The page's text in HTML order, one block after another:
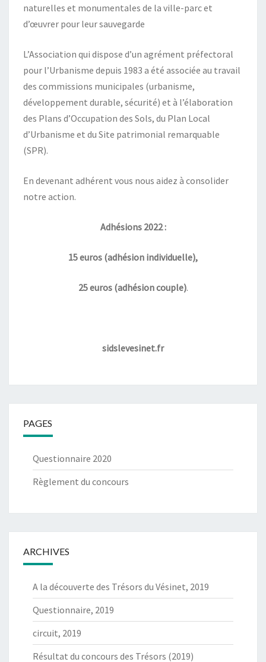
naturelles et monumentales de la ville-parc et
d’œuvrer pour leur sauvegarde
L’Association qui dispose d’un agrément préfectoral
pour l’Urbanisme depuis 1983 a été associée au travail
des commissions municipales (urbanisme,
développement durable, sécurité) et à l’élaboration
des Plans d’Occupation des Sols, du Plan Local
d’Urbanisme et du Site patrimonial remarquable
(SPR).
En devenant adhérent vous nous aidez à consolider
notre action.
Adhésions 2022 :
15 euros (adhésion individuelle),
25 euros (adhésion couple).
sidslevesinet.fr
PAGES
Questionnaire 2020
Règlement du concours
ARCHIVES
A la découverte des Trésors du Vésinet, 2019
Questionnaire, 2019
circuit, 2019
Résultat du concours des Trésors (2019)